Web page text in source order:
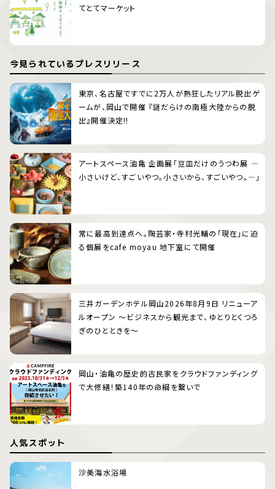
てとてマーケット
今見られているプレスリリース
東京、名古屋ですでに2万人が熱狂したリアル脱出ゲ
ームが、岡山で開催 『謎だらけの南極大陸からの脱
出』開催決定!!
アートスペース油亀 企画展「豆皿だけのうつわ展 ―
小さいけど、すごいやつ。小さいから、すごいやつ。―」
常に最高到達点へ。陶芸家・寺村光輔の「現在」に迫
る個展をcafe moyau 地下室にて開催
三井ガーデンホテル岡山2026年8月9日 リニューア
ルオープン 〜ビジネスから観光まで、ゆとりとくつろ
ぎのひとときを〜
岡山・油亀の歴史的古民家をクラウドファンディング
で大修繕！築140年の命綱を繋いで
人気スポット
沙美海水浴場